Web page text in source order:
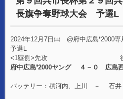
長旗争奪野球大会 予選L
2024年12月7日㈯ @府中広島❜2000専
予選L
<1塁側>先攻 後攻
府中広島❜2000ヤング ４－０ 広島
バッテリー：積河内、上川 － 石井